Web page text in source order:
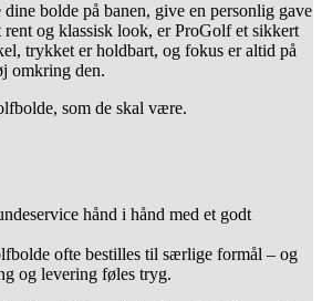
bolde på banen, give en personlig gave
og klassisk look, er ProGolf et sikkert
trykket er holdbart, og fokus er altid på
omkring den.
som de skal være.
hånd i hånd med et godt
ofte bestilles til særlige formål – og
og levering føles tryg.